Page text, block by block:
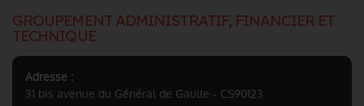
GROUPEMENT ADMINISTRATIF, FINANCIER ET
TECHNIQUE
Adresse :
31 bis avenue du Général de Gaulle - CS90123